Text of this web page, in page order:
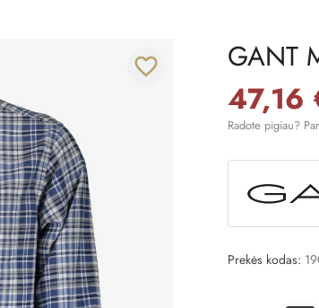
favorite_border GANT
47,16
Radote pigiau?
Prekės kodas: